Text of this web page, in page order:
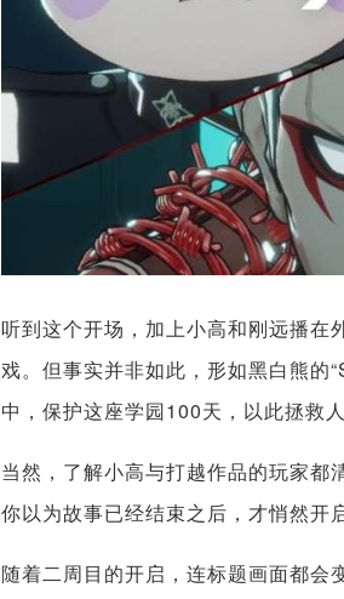
听到这个开场，加上小高和刚远播在
戏。但事实并非如此，形如黑白熊的
中，保护这座学园100天，以此拯救
当然，了解小高与打越作品的玩家都
你以为故事已经结束之后，才悄然开
随着二周目的开启，连标题画面都会